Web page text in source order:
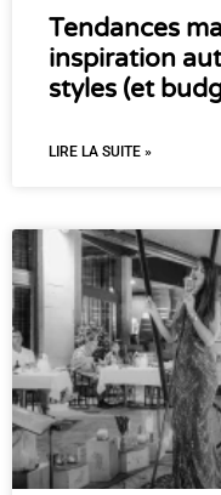
Tendances
inspiration
styles (et
LIRE LA SUITE »